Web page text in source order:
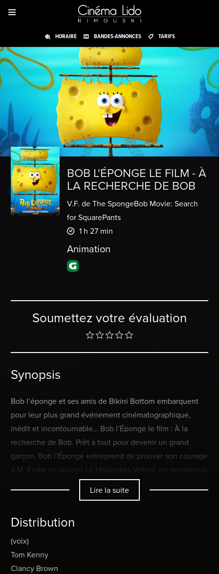
HORAIRE BANDES-ANNONCES TARIFS
BOB L'ÉPONGE LE FILM - À
LA RECHERCHE DE BOB
V.F. de The SpongeBob Movie: Search
for SquarePants
1 h 27 min
Animation
Soumettez votre évaluation
Synopsis
Bob l’éponge et ses amis de Bikini Bottom embarquent
pour leur plus grand événement cinématographique,
inédit et incontournable… Bob l’Éponge le film : À la
recherche de Bob. Prêt à tout pour devenir un grand
garçon, Bob l’Éponge entreprend de prouver son courage
à M. Krabs en suivant Le Hollandais Volant, un mystérieux
pirate fantôme et fanfaron, dans une comédie-aventure
maritime qui le mènera au plus profond des profondeurs
Lire la suite
Distribution
(voix)
Tom Kenny
Clancy Brown